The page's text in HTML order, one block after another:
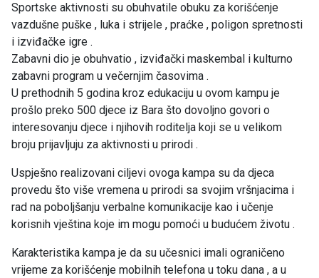
Sportske aktivnosti su obuhvatile obuku za korišćenje
vazdušne puške , luka i strijele , praćke , poligon spretnosti
i izviđačke igre .
Zabavni dio je obuhvatio , izviđački maskembal i kulturno
zabavni program u večernjim časovima .
U prethodnih 5 godina kroz edukaciju u ovom kampu je
prošlo preko 500 djece iz Bara što dovoljno govori o
interesovanju djece i njihovih roditelja koji se u velikom
broju prijavljuju za aktivnosti u prirodi .
Uspješno realizovani ciljevi ovoga kampa su da djeca
provedu što više vremena u prirodi sa svojim vršnjacima i
rad na poboljšanju verbalne komunikacije kao i učenje
korisnih vještina koje im mogu pomoći u budućem životu .
Karakteristika kampa je da su učesnici imali ograničeno
vrijeme za korišćenje mobilnih telefona u toku dana , a u